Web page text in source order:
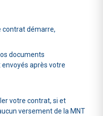
démarre,
documents
après votre
votre contrat, si et
versement de la MNT